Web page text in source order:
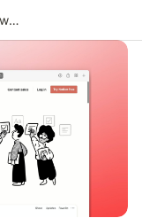
Comment Déployer une Stratégie de Growth Marketing